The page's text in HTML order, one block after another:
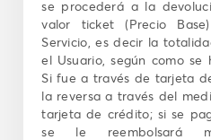
se procederá a la
valor ticket (Precio
Servicio, es decir la
el Usuario, según como
Si fue a través de tarjeta
la reversa a través del
tarjeta de crédito; si se
se le reembolsará